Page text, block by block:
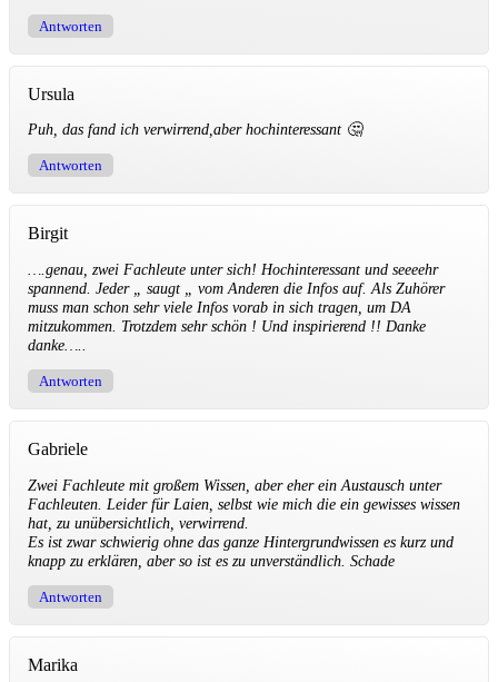
Antworten
Ursula
Puh, das fand ich verwirrend,aber hochinteressant 🤔
Antworten
Birgit
….genau, zwei Fachleute unter sich! Hochinteressant und seeeehr
spannend. Jeder „ saugt „ vom Anderen die Infos auf. Als Zuhörer
muss man schon sehr viele Infos vorab in sich tragen, um DA
mitzukommen. Trotzdem sehr schön ! Und inspirierend !! Danke
danke…..
Antworten
Gabriele
Zwei Fachleute mit großem Wissen, aber eher ein Austausch unter
Fachleuten. Leider für Laien, selbst wie mich die ein gewisses wissen
hat, zu unübersichtlich, verwirrend.
Es ist zwar schwierig ohne das ganze Hintergrundwissen es kurz und
knapp zu erklären, aber so ist es zu unverständlich. Schade
Antworten
Marika